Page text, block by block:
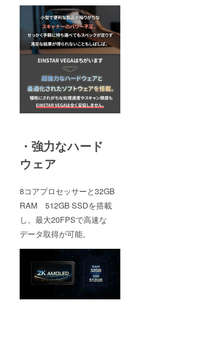
・強力なハード
ウェア
8コアプロセッサーと32GB
RAM 512GB SSDを搭載
し、最大20FPSで高速な
データ取得が可能。